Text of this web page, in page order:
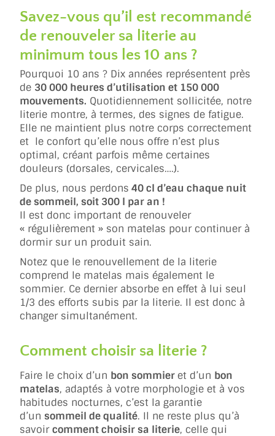
Savez-vous qu’il est recommandé
de renouveler sa literie au
minimum tous les 10 ans ?
Pourquoi 10 ans ? Dix années représentent près
de 30 000 heures d’utilisation et 150 000
mouvements. Quotidiennement sollicitée, notre
literie montre, à termes, des signes de fatigue.
Elle ne maintient plus notre corps correctement
et le confort qu’elle nous offre n’est plus
optimal, créant parfois même certaines
douleurs (dorsales, cervicales….).
De plus, nous perdons 40 cl d’eau chaque nuit
de sommeil, soit 300 l par an !
Il est donc important de renouveler
« régulièrement » son matelas pour continuer à
dormir sur un produit sain.
Notez que le renouvellement de la literie
comprend le matelas mais également le
sommier. Ce dernier absorbe en effet à lui seul
1/3 des efforts subis par la literie. Il est donc à
changer simultanément.
Comment choisir sa literie ?
Faire le choix d’un bon sommier et d’un bon
matelas, adaptés à votre morphologie et à vos
habitudes nocturnes, c’est la garantie
d’unsommeil de qualité. Il ne reste plus qu’à
savoircomment choisir sa literie, celle qui